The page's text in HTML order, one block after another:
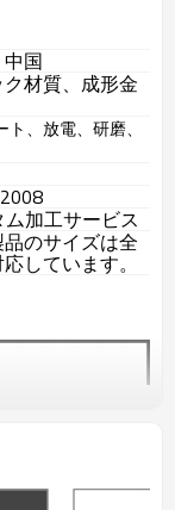
国
材質、成形金
、放電、研磨、
ム加工サービス
のサイズは全
しています。